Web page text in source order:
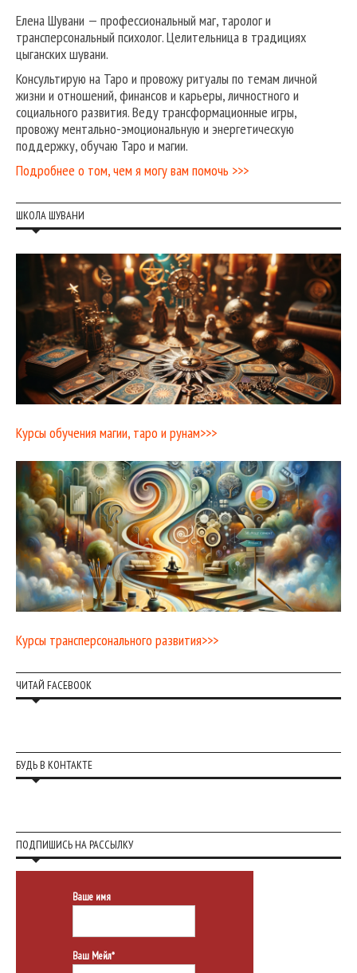
Елена Шувани — профессиональный маг, таролог и
трансперсональный психолог. Целительница в традициях
цыганских шувани.
Консультирую на Таро и провожу ритуалы по темам личной
жизни и отношений, финансов и карьеры, личностного и
социального развития. Веду трансформационные игры,
провожу ментально-эмоциональную и энергетическую
поддержку, обучаю Таро и магии.
Подробнее о том, чем я могу вам помочь >>>
ШКОЛА ШУВАНИ
Курсы обучения магии, таро и рунам>>>
Курсы трансперсонального развития>>>
ЧИТАЙ FACEBOOK
БУДЬ В КОНТАКТЕ
ПОДПИШИСЬ НА РАССЫЛКУ
Ваше имя
Ваш Мейл*